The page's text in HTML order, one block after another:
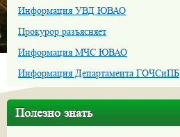
Информация УВД ЮВАО
Прокурор разъясняет
Информация МЧС ЮВАО
Информация Департамента ГОЧСиПБ
Полезно знать